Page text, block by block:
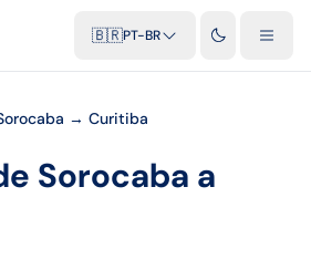
🇧🇷PT-BR
→ Curitiba
Sorocaba a